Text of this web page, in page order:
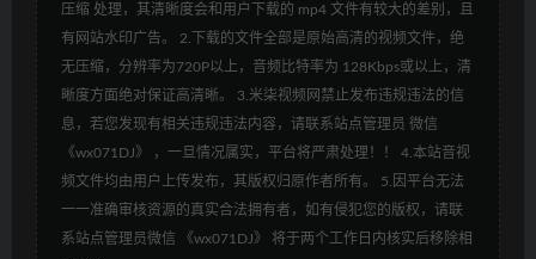
压缩 处理，其清晰度会和用户下载的 mp4 文件有较大的差别，且
有网站水印广告。 2.下载的文件全部是原始高清的视频文件，绝
无压缩，分辨率为720P以上，音频比特率为 128Kbps或以上，清
晰度方面绝对保证高清晰。 3.米柒视频网禁止发布违规违法的信
息，若您发现有相关违规违法内容，请联系站点管理员 微信
《wx071DJ》 ，一旦情况属实，平台将严肃处理！！ 4.本站音视
频文件均由用户上传发布，其版权归原作者所有。 5.因平台无法
一一准确审核资源的真实合法拥有者，如有侵犯您的版权，请联
系站点管理员微信 《wx071DJ》 将于两个工作日内核实后移除相